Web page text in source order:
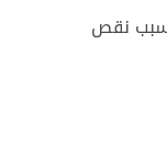
نقص